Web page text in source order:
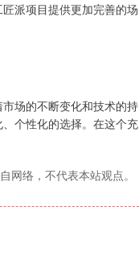
派项目提供更加完善的场
场的不断变化和技术的持
个性化的选择。在这个充
网络，不代表本站观点。